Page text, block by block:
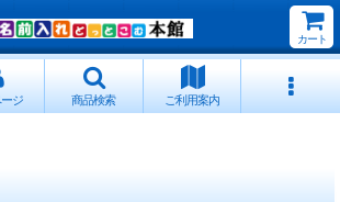
カート
ジ 商品検索 ご利用案内